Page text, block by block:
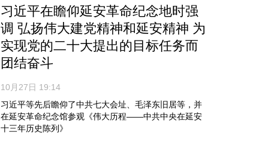
习近平在瞻仰延安革命纪念地时强
调 弘扬伟大建党精神和延安精神 为
实现党的二十大提出的目标任务而
团结奋斗
10月27日 19:14
习近平等先后瞻仰了中共七大会址、毛泽东旧居等，并
在延安革命纪念馆参观《伟大历程——中共中央在延安
十三年历史陈列》